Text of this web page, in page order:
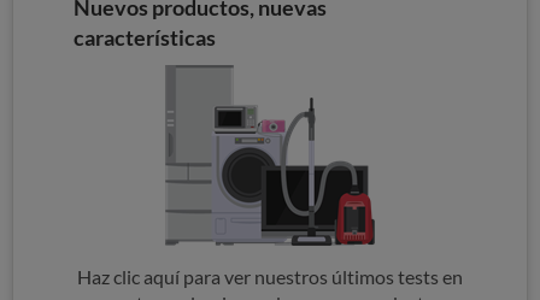
Nuevos productos, nuevas
características
Haz clic aquí para ver nuestros últimos tests en